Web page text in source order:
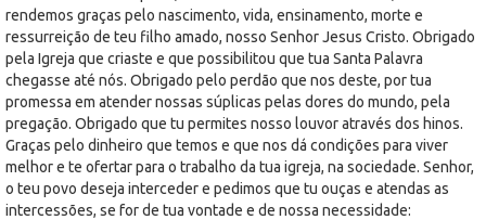
rendemos graças pelo nascimento, vida, ensinamento, morte e
ressurreição de teu filho amado, nosso Senhor Jesus Cristo. Obrigado
pela Igreja que criaste e que possibilitou que tua Santa Palavra
chegasse até nós. Obrigado pelo perdão que nos deste, por tua
promessa em atender nossas súplicas pelas dores do mundo, pela
pregação. Obrigado que tu permites nosso louvor através dos hinos.
Graças pelo dinheiro que temos e que nos dá condições para viver
melhor e te ofertar para o trabalho da tua igreja, na sociedade. Senhor,
o teu povo deseja interceder e pedimos que tu ouças e atendas as
intercessões, se for de tua vontade e de nossa necessidade: